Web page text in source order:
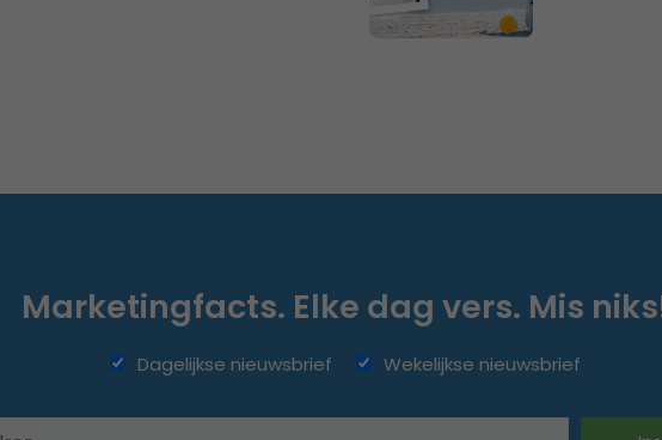
Marketingfacts. Elke dag vers. Mis
Dagelijkse nieuwsbrief Wekelijkse nieuwsbrief